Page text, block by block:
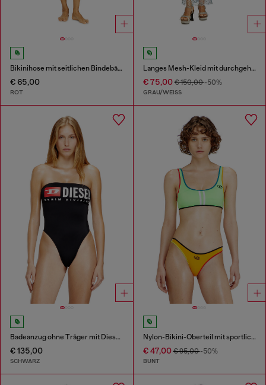
Bikinihose mit seitlichen Bindebändern
€ 65,00
ROT
Langes Mesh-Kleid mit durchgehendem Camouflage-Print
€ 75,00€ 150,00-50%
GRAU/WEISS
Badeanzug ohne Träger mit Diesel Denim Division Logo
€ 135,00
SCHWARZ
Nylon-Bikini-Oberteil mit sportlichen Streifen
€ 47,00€ 95,00-50%
BUNT